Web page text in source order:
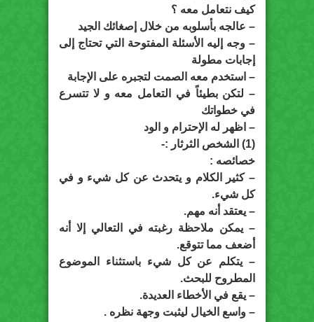
كيف نتعامل معه ؟
– عالجه بأسلوبه من خلال إصغائك الجيد
– وجه إليه الأسئلة المفتوحة التي تحتاج إلى
إجابات مطولة
– استخدم معه الصمت لتجبره على الإجابة
– لتكن بطيئاً في التعامل معه و لا تتسرع
في خطواتك
– اظهر له الإحترام و الود
(1) الشخص الثرثار :-
خصائصه :
– كثير الكلام و يتحدث عن كل شيء و في
كل شيء.
– يعتقد أنه مهم.
– يمكن ملاحظة رغبته في التعالي إلا أنه
أضعف مما تتوقع.
– يتكلم عن كل شيء باستثناء الموضوع
المطروح للبحث.
– يقع في الأخطاء العديدة.
– واسع الخيال ليثبت وجهة نظره .